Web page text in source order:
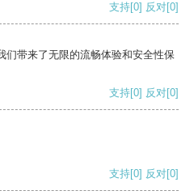
支持[0] 反对[0]
们带来了无限的流畅体验和安全性保
支持[0] 反对[0]
支持[0] 反对[0]